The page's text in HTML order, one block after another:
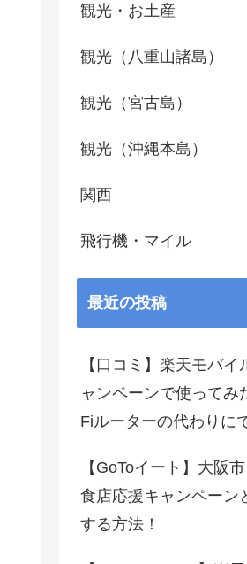
観光・お土産
観光（八重山諸島）
観光（宮古島）
観光（沖縄本島）
関西
飛行機・マイル
最近の投稿
【口コミ】楽天モバ
ャンペーンで使ってみ
Fiルーターの代わりに
【GoToイート】大阪
食店応援キャンペーン
する方法！